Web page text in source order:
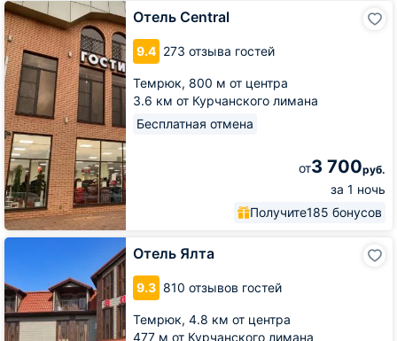
Отель Central
9.4 273 отзыва гостей
Темрюк, 800 м от центра
3.6 км от Курчанского лимана
Бесплатная отмена
от3 700руб.
за 1 ночь
Получите185 бонусов
Отель
Central
Отель Ялта
9.3 810 отзывов гостей
Темрюк, 4.8 км от центра
477 м от Курчанского лимана
Отель